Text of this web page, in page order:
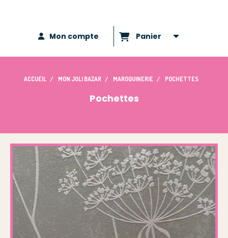
Mon compte Panier
ACCUEIL MON JOLI BAZAR MAROQUINERIE POCHETTES
Pochettes